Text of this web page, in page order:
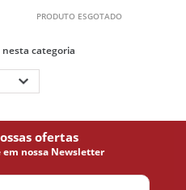
PRODUTO ESGOTADO